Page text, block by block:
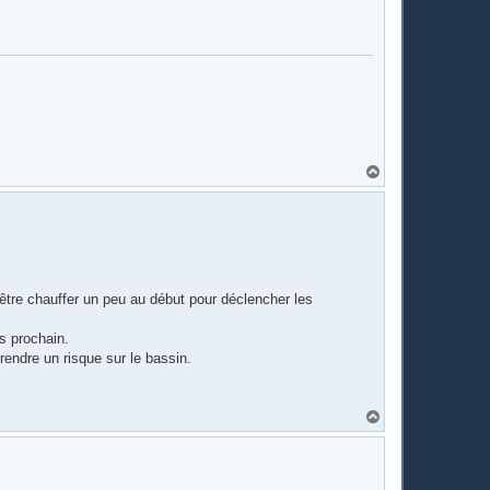
a
chauffer un peu au début pour déclencher les
prochain.
un risque sur le bassin.
a